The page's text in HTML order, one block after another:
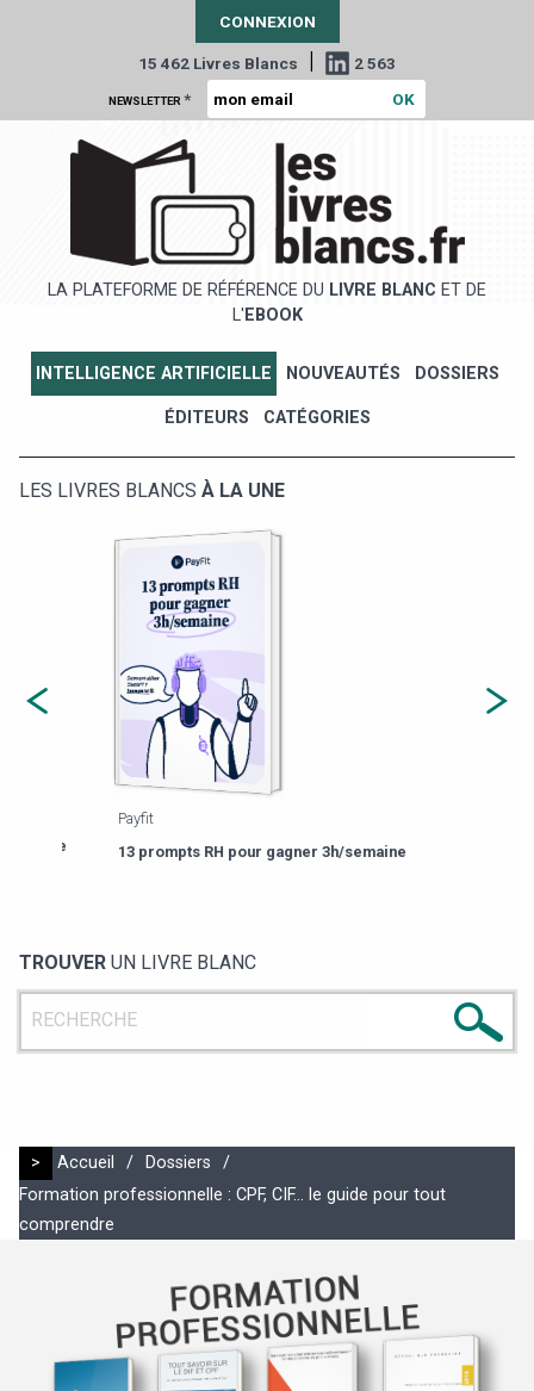
CONNEXION
15 462 Livres Blancs | 2 563
NEWSLETTER *
LA PLATEFORME DE RÉFÉRENCE DU LIVRE BLANC ET DE
L' EBOOK
INTELLIGENCE ARTIFICIELLE NOUVEAUTÉS DOSSIERS
ÉDITEURS CATÉGORIES
LES LIVRES BLANCS À LA UNE
Payfit
13 prompts RH pour gagner 3h/semaine
TROUVER UN LIVRE BLANC
> Accueil / Dossiers
/
Formation professionnelle : CPF, CIF... le guide pour tout
comprendre